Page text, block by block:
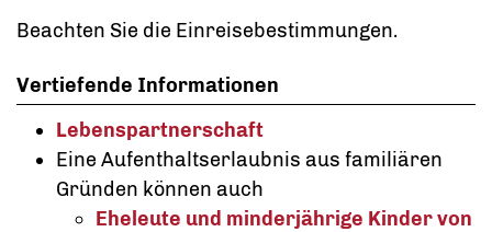
Beachten Sie die Einreisebestimmungen.
Vertiefende Informationen
Lebenspartnerschaft
Eine Aufenthaltserlaubnis aus familiären
Gründen können auch
Eheleute und minderjährige Kinder von